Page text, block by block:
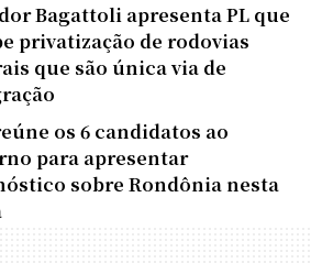
Bagattoli apresenta PL que
privatização de rodovias
que são única via de
os 6 candidatos ao
para apresentar
sobre Rondônia nesta